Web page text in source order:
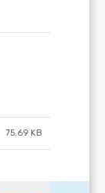
75.69 KB